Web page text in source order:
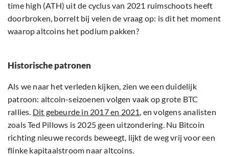
time high (ATH) uit de cyclus van 2021 ruimschoots heeft
doorbroken, borrelt bij velen de vraag op: is dit het moment
waarop altcoins het podium pakken?
Historische patronen
Als we naar het verleden kijken, zien we een duidelijk
patroon: altcoin-seizoenen volgen vaak op grote BTC
rallies. Dit gebeurde in 2017 en 2021, en volgens analisten
zoals Ted Pillows is 2025 geen uitzondering. Nu Bitcoin
richting nieuwe records beweegt, lijkt de weg vrij voor een
flinke kapitaalstroom naar altcoins.